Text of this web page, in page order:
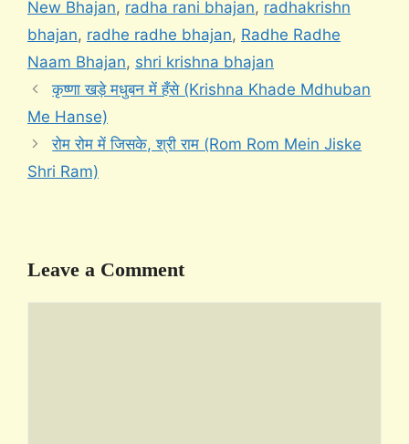
New Bhajan, radha rani bhajan, radhakrishn
bhajan, radhe radhe bhajan, Radhe Radhe
Naam Bhajan, shri krishna bhajan
कृष्णा खड़े मधुबन में हँसे (Krishna Khade Mdhuban
Me Hanse)
रोम रोम में जिसके, श्री राम (Rom Rom Mein Jiske
Shri Ram)
Leave a Comment